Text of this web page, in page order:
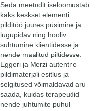
Seda meetodit iseloomustab
kaks keskset elementi:
pilditöö juures püsimine ja
lugupidav ning hooliv
suhtumine klientidesse ja
nende maalitud piltidesse.
Eggeri ja Merzi autentne
pildimaterjali esitlus ja
selgitused võimaldavad aru
saada, kuidas terapeudid
nende juhtumite puhul